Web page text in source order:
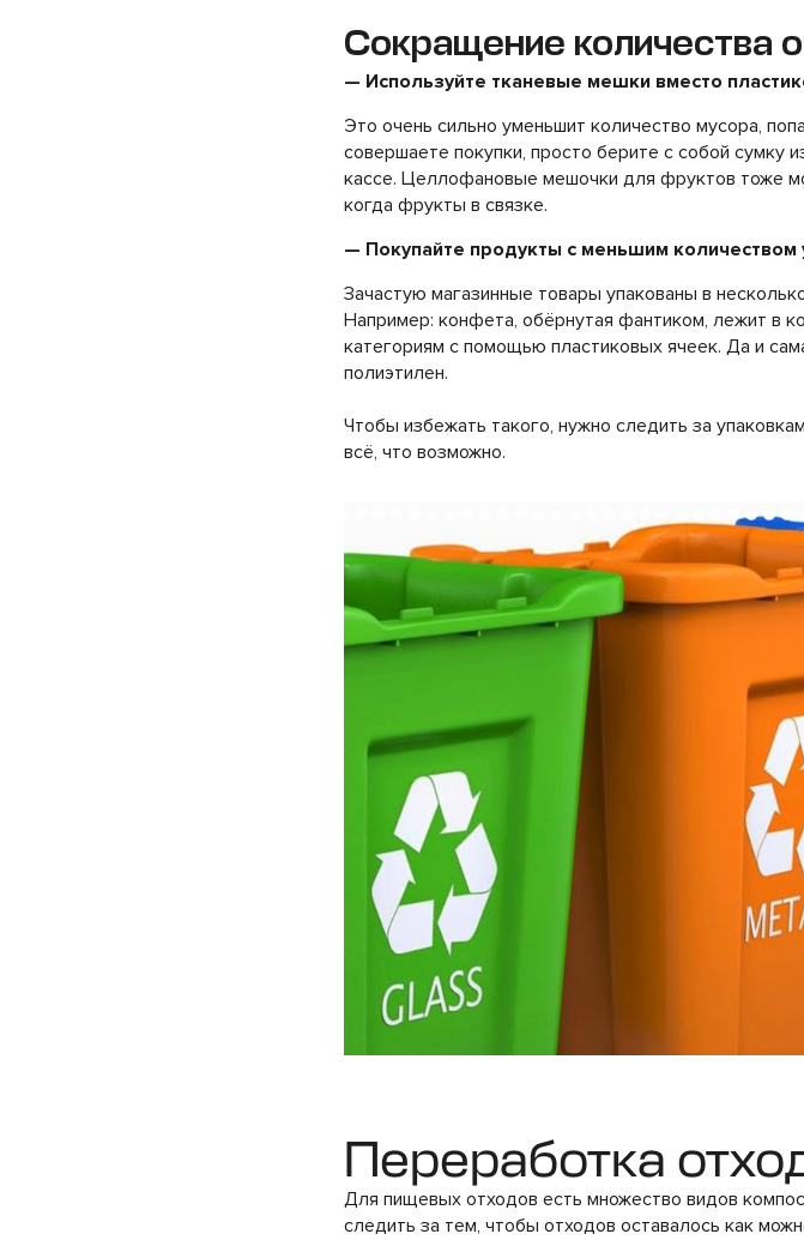
Сокращение количества
— Используйте тканевые мешки вместо
Это очень сильно уменьшит количество мусора,
совершаете покупки, просто берите с собой сумку
кассе. Целлофановые мешочки для фруктов тоже
когда фрукты в связке.
— Покупайте продукты с меньшим количеством
Зачастую магазинные товары упакованы в
Например: конфета, обёрнутая фантиком, лежит в
категориям с помощью пластиковых ячеек. Да и
полиэтилен.
Чтобы избежать такого, нужно следить за
всё, что возможно.
Переработка
Для пищевых отходов есть множество видов
следить за тем, чтобы отходов оставалось как